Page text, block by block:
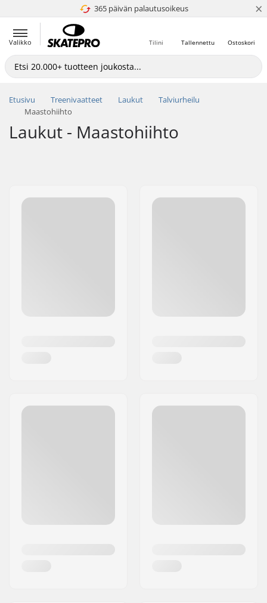
365 päivän palautusoikeus
4.8 / 5 ×
Valikko Ostoskori
Tallennettu
Tilini
Etusivu Treenivaatteet Laukut
Talviurheilu
Maastohiihto
Laukut - Maastohiihto